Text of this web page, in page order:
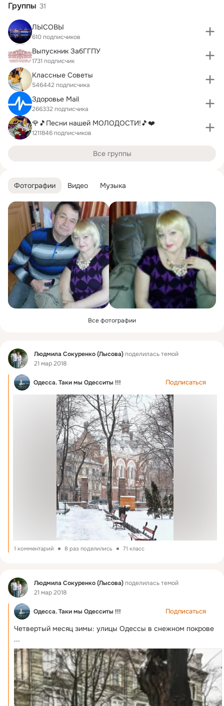
Фотографии Видео Музыка
Все фотографии
Фид Людмила Сокуренко (Лысова)поделилась темой
21 мар 2018
Одесса. Таки мы Одесситы !!! Подписаться
1 комментарий 8 раз поделились 71 класс
Фид Людмила Сокуренко (Лысова)поделилась темой
21 мар 2018
Одесса. Таки мы Одесситы !!! Подписаться
Четвертый месяц зимы: улицы Одессы в снежном покрове
...
Группы 31
ЛЫСОВЫ
610 подписчиков
Выпускник ЗабГГПУ
1731 подписчик
Классные Советы
546442 подписчика
Здоровье Mail
266332 подписчика
🌹🎵Песни нашей МОЛОДОСТИ!🎵❤️
1211846 подписчиков
Все группы